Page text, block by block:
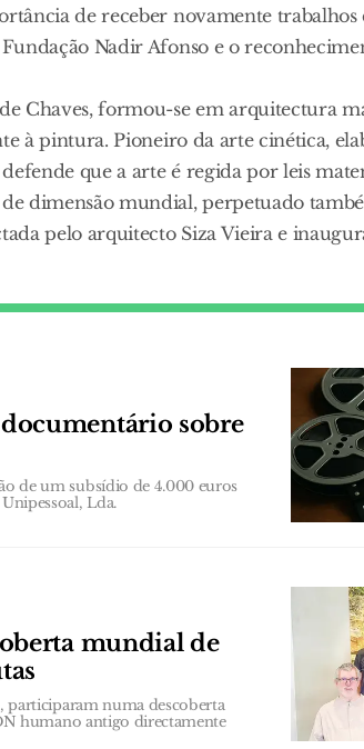
de receber novamente
Nadir Afonso e o
Chaves, formou-se em arquitectura
à pintura. Pioneiro da arte cinética,
que a arte é regida por leis
dimensão mundial, perpetuado
pelo arquitecto Siza Vieira e
sobre
de um subsídio de 4.000 euros
Lda.
mundial de
participaram numa descoberta
humano antigo directamente